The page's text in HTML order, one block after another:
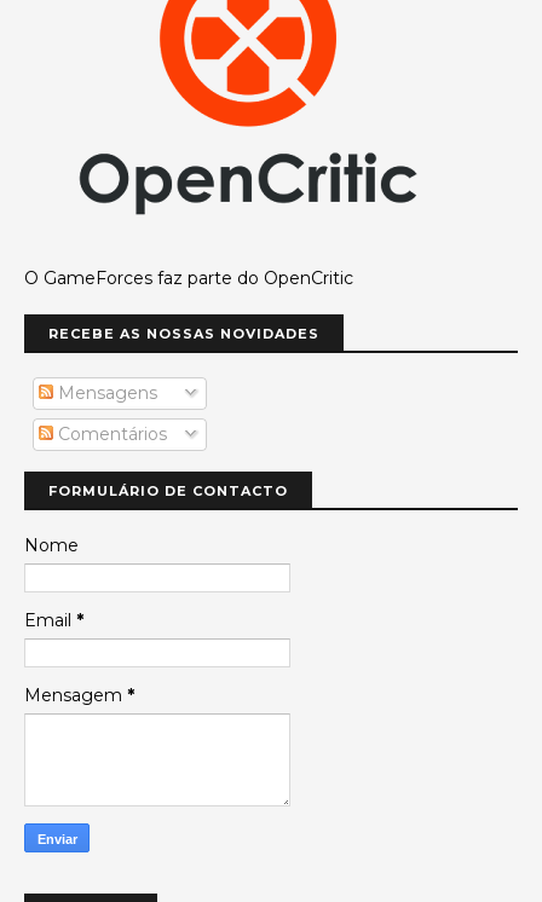
O GameForces faz parte do OpenCritic
RECEBE AS NOSSAS NOVIDADES
Mensagens
Comentários
FORMULÁRIO DE CONTACTO
Nome
Email *
Mensagem *